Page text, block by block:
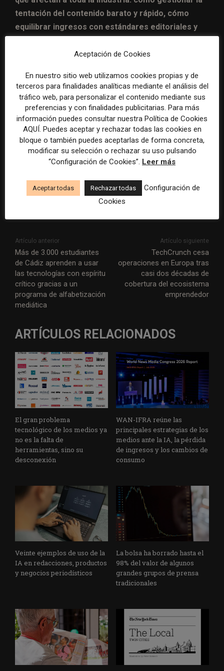
tentación del contenido barato y rápido, cómo
equilibrar ingresos con estándares editoriales y
, pero también peligrosamente opacas. Para Bell,
está solo en la herramienta, sino en cómo se decide
usarla. “Si seguimos culpando solo a la tecnología,
nunca nos haremos cargo de la solución”.
Ahora, el grupo se prepara para publicar su política
definitiva de IA, abierta a revisión pública. Y mientras
tanto, trabaja para reparar los vínculos con sus lectores,
explicar cómo se evitará en el futuro.
Artículo anterior
Más de 3.000 estudiantes
de Cádiz aprenden a usar
las tecnologías con espíritu
crítico gracias a un
programa de alfabetización
mediática
Artículo siguiente
TechCrunch cesa
operaciones en Europa tras
casi dos décadas de
cobertura del ecosistema
emprendedor
ARTÍCULOS RELACIONADOS
El gran problema
tecnológico de los medios ya
no es la falta de
herramientas, sino su
desconexión
WAN-IFRA reúne las
principales estrategias de los
medios ante la IA, la pérdida
de ingresos y los cambios de
consumo
Veinte ejemplos de uso de la
IA en redacciones, productos
y negocios periodísticos
La bolsa ha borrado hasta el
98% del valor de algunos
grandes grupos de prensa
tradicionales
Aceptación de Cookies
En nuestro sitio web utilizamos cookies propias y de
terceros para finalidades analíticas mediante el análisis del
tráfico web, para personalizar el contenido mediante sus
preferencias y con finalidades publicitarias. Para más
información puedes consultar nuestra Política de Cookies
AQUÍ. Puedes aceptar y rechazar todas las cookies en
bloque o también puedes aceptarlas de forma concreta,
modificar su selección o rechazar su uso pulsando
“Configuración de Cookies”. Leer más
Aceptar todas Rechazar todas
Configuración de
Cookies